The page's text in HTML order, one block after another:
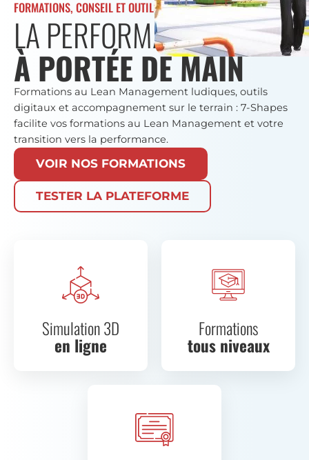
FORMATIONS, CONSEIL ET OUTILS LEAN
LA PERFORMANCE
À PORTÉE DE MAIN
Formations au Lean Management ludiques, outils
digitaux et accompagnement sur le terrain : 7-Shapes
facilite vos formations au Lean Management et votre
transition vers la performance.
VOIR NOS FORMATIONS
TESTER LA PLATEFORME
Simulation 3D
en ligne
Formations
tous niveaux